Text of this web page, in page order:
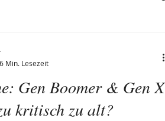
Gen Boomer & Gen X
kritisch zu alt?
6 Min. Lesezeit